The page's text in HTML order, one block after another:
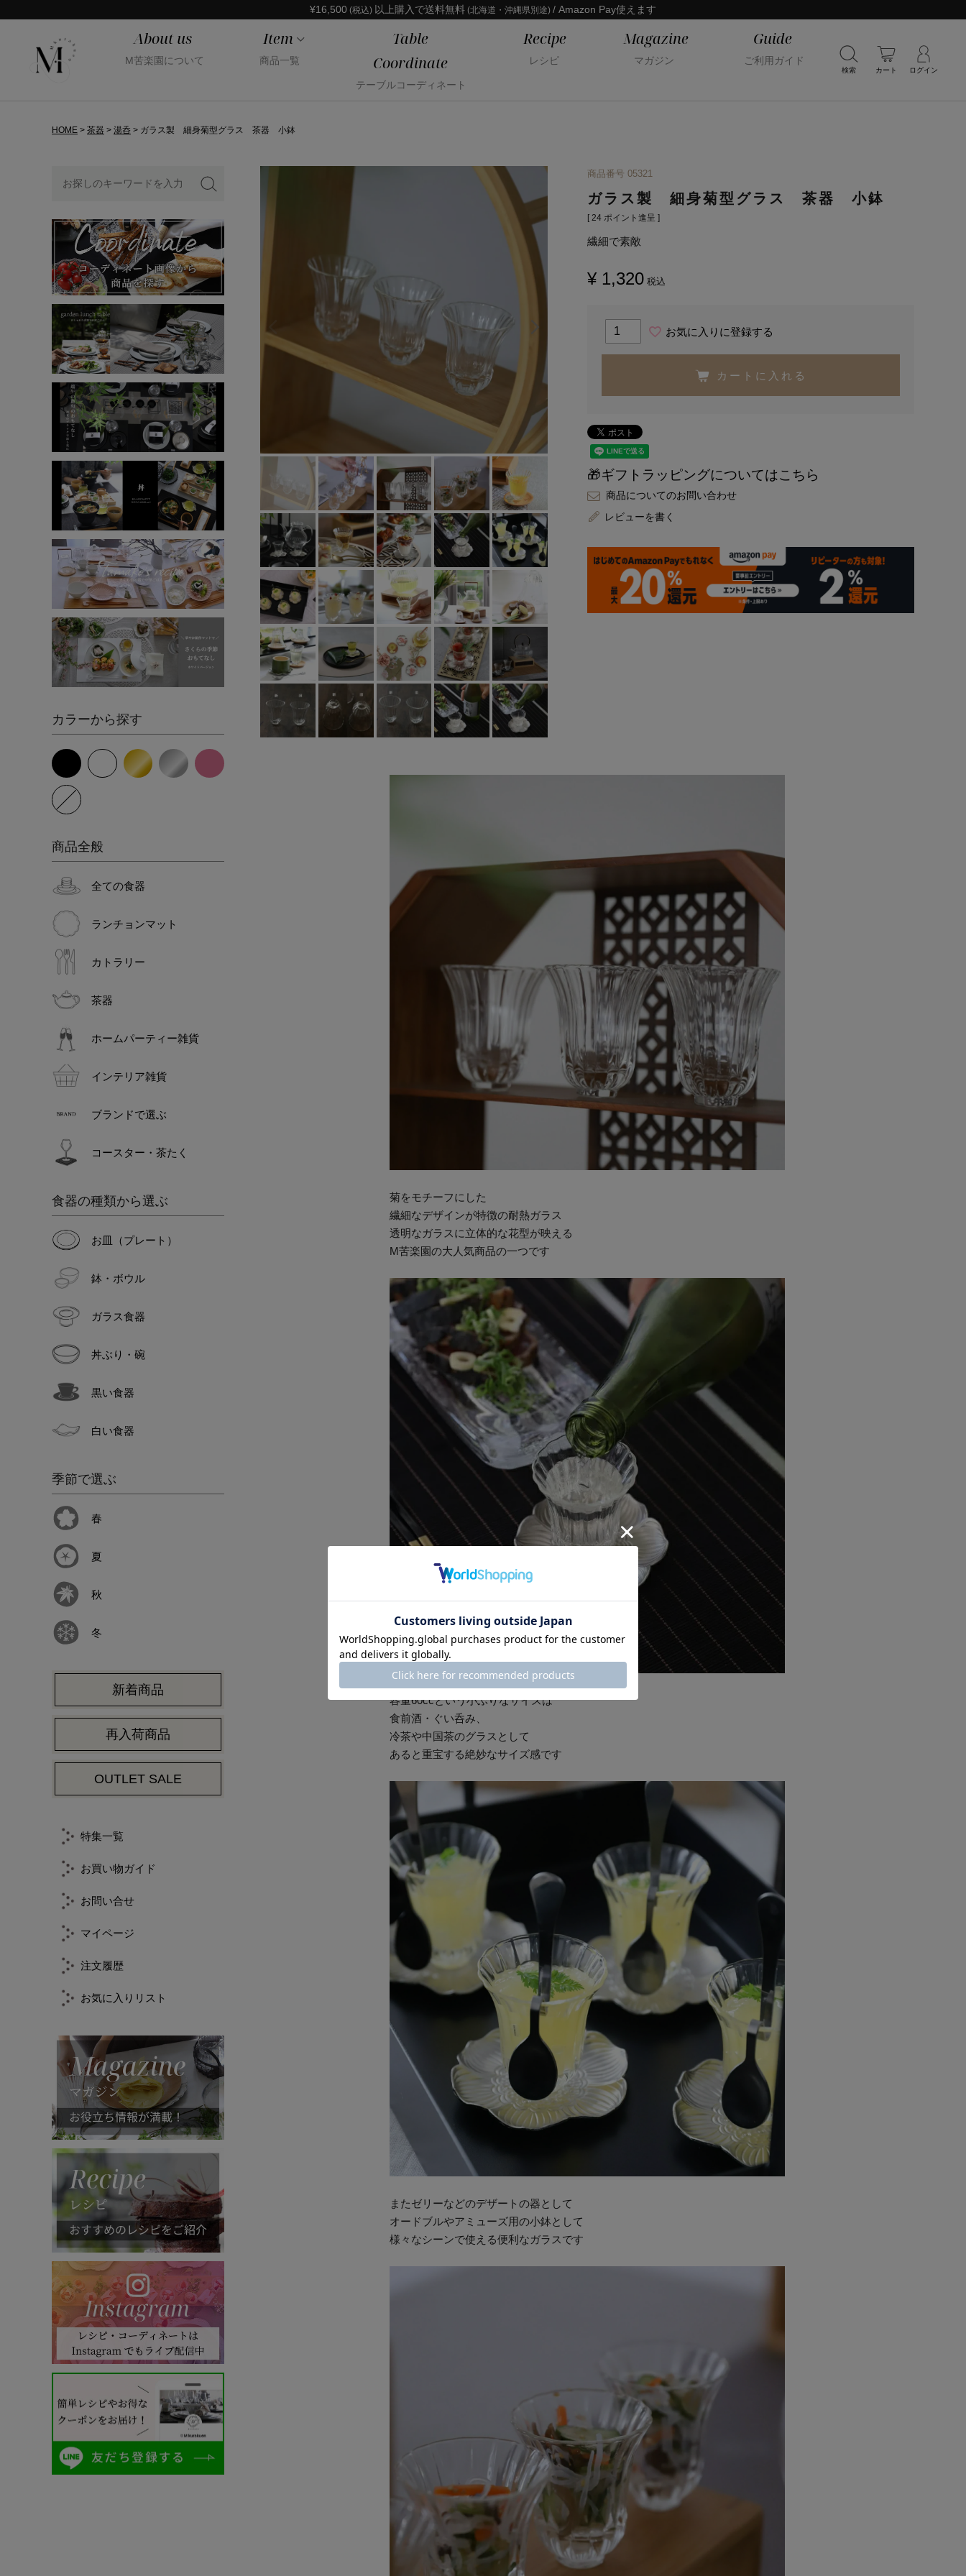
¥16,500 (税込) 以上購入で送料無料 (北海道・沖縄県別途) / Amazon Pay使えます
About us
M苦楽園について
Item
商品一覧
Table
Coordinate
テーブルコーディネート
Recipe
レシピ
Magazine
マガジン
Guide
ご利用ガイド
検索 カート ログイン
HOME 茶器 湯呑 ガラス製 細身菊型グラス 茶器 小鉢
カラーから探す
商品全般
全ての食器
ランチョンマット
カトラリー
茶器
ホームパーティー雑貨
インテリア雑貨
ブランドで選ぶ
コースター・茶たく
食器の種類から選ぶ
お皿（プレート）
鉢・ボウル
ガラス食器
丼ぶり・碗
黒い食器
白い食器
季節で選ぶ
春
夏
秋
冬
新着商品
再入荷商品
OUTLET SALE
特集一覧
お買い物ガイド
お問い合せ
マイページ
注文履歴
お気に入りリスト
商品番号 05321
ガラス製 細身菊型グラス 茶器 小鉢
[ 24 ポイント進呈 ]
繊細で素敵
¥ 1,320 税込
お気に入りに登録する
カートに入れる
🎁ギフトラッピングについてはこちら
商品についてのお問い合わせ
レビューを書く
菊をモチーフにした
繊細なデザインが特徴の耐熱ガラス
透明なガラスに立体的な花型が映える
M苦楽園の大人気商品の一つです
容量60ccという小ぶりなサイズは
食前酒・ぐい呑み、
冷茶や中国茶のグラスとして
あると重宝する絶妙なサイズ感です
またゼリーなどのデザートの器として
オードブルやアミューズ用の小鉢として
様々なシーンで使える便利なガラスです